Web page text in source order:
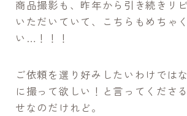
商品撮影も、昨年から引き続きリ
いただいていて、こちらもめちゃ
い…！！！
ご依頼を選り好みしたいわけでは
に撮って欲しい！と言ってくださ
せなのだけれど。